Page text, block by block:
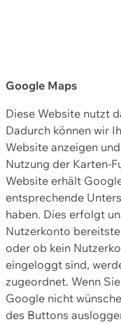
Google Maps
Diese Website nutzt
Dadurch können wir
Website anzeigen
Nutzung der Karten-
Website erhält
entsprechende
haben. Dies erfolgt
Nutzerkonto
oder ob kein
eingeloggt sind,
zugeordnet. Wenn
Google nicht
des Buttons